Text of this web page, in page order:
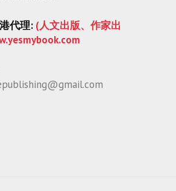
流
程
自
版
quantity
代理: (人文出版、作家出